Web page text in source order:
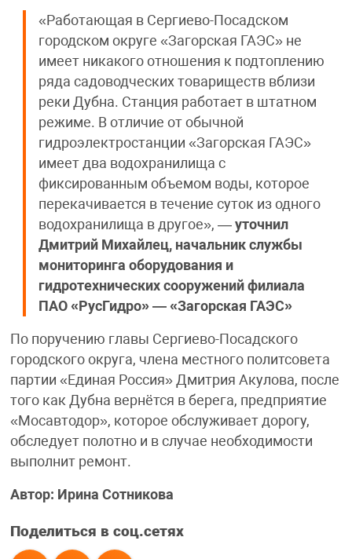
«Работающая в Сергиево-Посадском
городском округе «Загорская ГАЭС» не
имеет никакого отношения к подтоплению
ряда садоводческих товариществ вблизи
реки Дубна. Станция работает в штатном
режиме. В отличие от обычной
гидроэлектростанции «Загорская ГАЭС»
имеет два водохранилища с
фиксированным объемом воды, которое
перекачивается в течение суток из одного
водохранилища в другое», — уточнил
Дмитрий Михайлец, начальник службы
мониторинга оборудования и
гидротехнических сооружений филиала
ПАО «РусГидро» — «Загорская ГАЭС»
По поручению главы Сергиево-Посадского
городского округа, члена местного политсовета
партии «Единая Россия» Дмитрия Акулова, после
того как Дубна вернётся в берега, предприятие
«Мосавтодор», которое обслуживает дорогу,
обследует полотно и в случае необходимости
выполнит ремонт.
Автор: Ирина Сотникова
Поделиться в соц.сетях